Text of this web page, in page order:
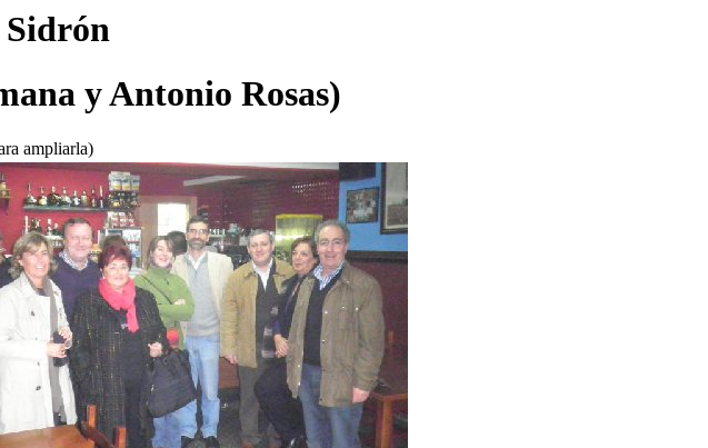
y Antonio Rosas)
ampliarla)